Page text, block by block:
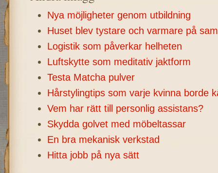
Nya möjligheter genom utbildning
Huset blev tystare och varmare på
Logistik som påverkar helheten
Luftskytte som meditativ jaktform
Testa Matcha pulver
Hårstylingtips som varje kvinna borde
Vem har rätt till personlig assistans?
Skydda golvet med möbeltassar
En bra mekanisk verkstad
Hitta jobb på nya sätt